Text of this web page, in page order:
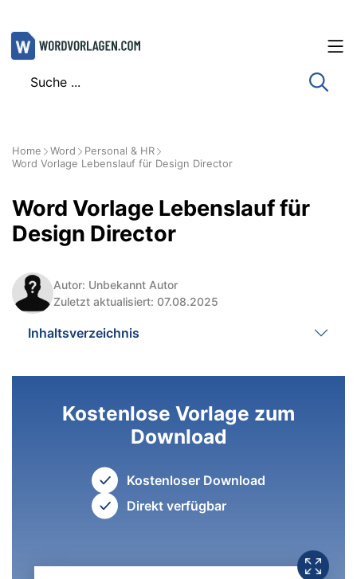
Zum
Inhalt
Home Word
Personal & HR
Word Vorlage Lebenslauf für Design Director
Word Vorlage Lebenslauf für
Design Director
Autor: Unbekannt Autor
Zuletzt aktualisiert: 07.08.2025
Inhaltsverzeichnis
Kostenlose Vorlage zum
Download
Kostenloser Download
Direkt verfügbar